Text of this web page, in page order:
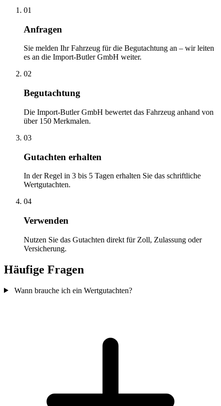
01
Anfragen
Sie melden Ihr Fahrzeug für die Begutachtung an – wir leiten
es an die Import-Butler GmbH weiter.
02
Begutachtung
Die Import-Butler GmbH bewertet das Fahrzeug anhand von
über 150 Merkmalen.
03
Gutachten erhalten
In der Regel in 3 bis 5 Tagen erhalten Sie das schriftliche
Wertgutachten.
04
Verwenden
Nutzen Sie das Gutachten direkt für Zoll, Zulassung oder
Versicherung.
Häufige Fragen
Wann brauche ich ein Wertgutachten?